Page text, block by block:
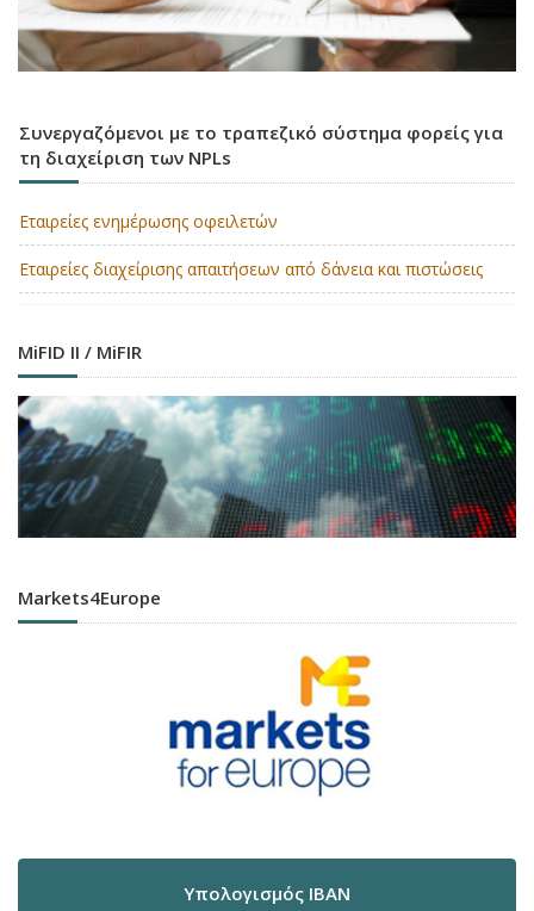
Συνεργαζόμενοι με το τραπεζικό σύστημα φορείς για
τη διαχείριση των NPLs
Εταιρείες ενημέρωσης οφειλετών
Εταιρείες διαχείρισης απαιτήσεων από δάνεια και πιστώσεις
MiFID II / MiFIR
Markets4Europe
Υπολογισμός IBAN